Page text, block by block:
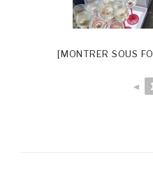
[MONTRER SOUS
◄